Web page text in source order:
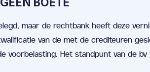
maar de rechtbank heeft deze
van de met de crediteuren
voorbelasting. Het standpunt van de